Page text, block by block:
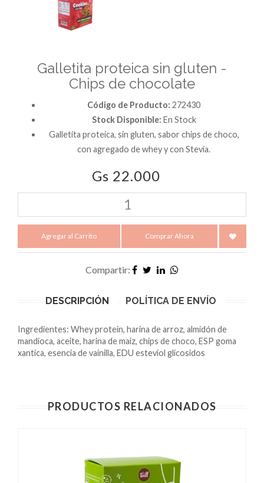
Galletita proteica sin gluten -
Chips de chocolate
Código de Producto: 272430
Stock Disponible: En Stock
Galletita proteica, sin gluten, sabor chips de choco,
con agregado de whey y con Stevia.
Gs 22.000
Agregar al Carrito Comprar Ahora
Compartir:
DESCRIPCIÓN POLÍTICA DE ENVÍO
Ingredientes: Whey protein, harina de arroz, almidón de
mandioca, aceite, harina de maiz, chips de choco, ESP goma
xantica, esencia de vainilla, EDU esteviol glicosidos
PRODUCTOS RELACIONADOS